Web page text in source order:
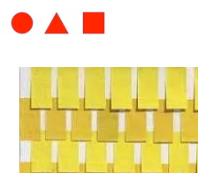
ALBERT